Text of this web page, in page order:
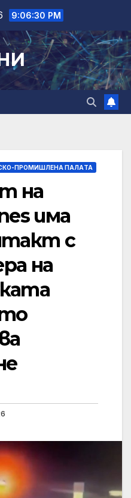
9:06:31 PM
ПРОМИШЛЕНА ПАЛAТА
на
има
с
на